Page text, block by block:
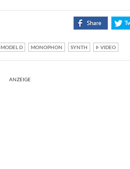
MODEL D MONOPHON SYNTH VIDEO
ANZEIGE